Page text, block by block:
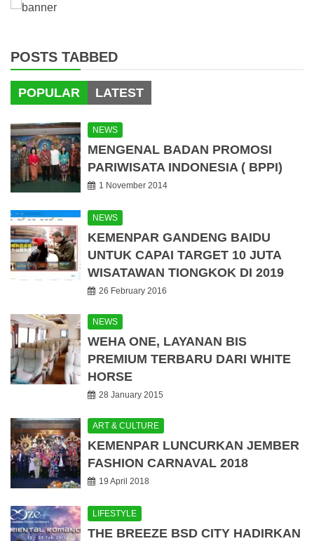
POSTS TABBED
POPULAR LATEST
NEWS
MENGENAL BADAN PROMOSI
PARIWISATA INDONESIA ( BPPI)
1 November 2014
NEWS
KEMENPAR GANDENG BAIDU
UNTUK CAPAI TARGET 10 JUTA
WISATAWAN TIONGKOK DI 2019
26 February 2016
NEWS
WEHA ONE, LAYANAN BIS
PREMIUM TERBARU DARI WHITE
HORSE
28 January 2015
ART & CULTURE
KEMENPAR LUNCURKAN JEMBER
FASHION CARNAVAL 2018
19 April 2018
LIFESTYLE
THE BREEZE BSD CITY HADIRKAN